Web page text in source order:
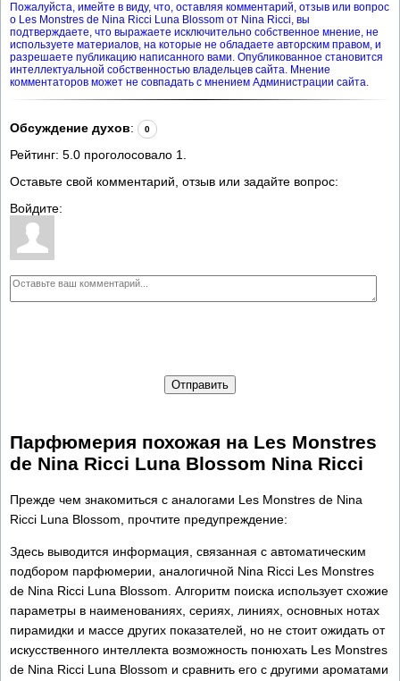
Пожалуйста, имейте в виду, что, оставляя комментарий, отзыв или вопрос
о Les Monstres de Nina Ricci Luna Blossom от Nina Ricci, вы
подтверждаете, что выражаете исключительно собственное мнение, не
используете материалов, на которые не обладаете авторским правом, и
разрешаете публикацию написанного вами. Опубликованное становится
интеллектуальной собственностью владельцев сайта. Мнение
комментаторов может не совпадать с мнением Администрации сайта.
Обсуждение духов: 0
Рейтинг: 5.0 проголосовало 1.
Оставьте свой комментарий, отзыв или задайте вопрос:
Войдите:
Отправить
Парфюмерия похожая на Les Monstres
de Nina Ricci Luna Blossom Nina Ricci
Прежде чем знакомиться с аналогами Les Monstres de Nina
Ricci Luna Blossom, прочтите предупреждение:
Здесь выводится информация, связанная с автоматическим
подбором парфюмерии, аналогичной Nina Ricci Les Monstres
de Nina Ricci Luna Blossom. Алгоритм поиска использует схожие
параметры в наименованиях, сериях, линиях, основных нотах
пирамидки и массе других показателей, но не стоит ожидать от
искусственного интеллекта возможность понюхать Les Monstres
de Nina Ricci Luna Blossom и сравнить его с другими ароматами